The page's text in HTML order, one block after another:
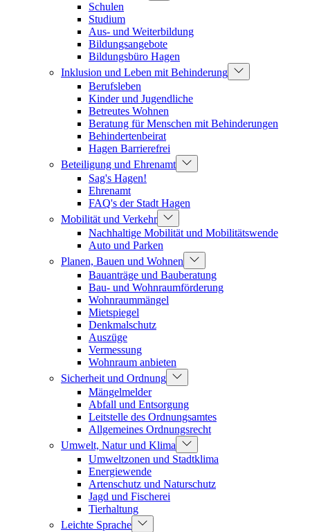
Schulen
Studium
Aus- und Weiterbildung
Bildungsangebote
Bildungsbüro Hagen
Inklusion und Leben mit Behinderung
Berufsleben
Kinder und Jugendliche
Betreutes Wohnen
Beratung für Menschen mit Behinderungen
Behindertenbeirat
Hagen Barrierefrei
Beteiligung und Ehrenamt
Sag's Hagen!
Ehrenamt
FAQ's der Stadt Hagen
Mobilität und Verkehr
Nachhaltige Mobilität und Mobilitätswende
Auto und Parken
Planen, Bauen und Wohnen
Bauanträge und Bauberatung
Bau- und Wohnraumförderung
Wohnraummängel
Mietspiegel
Denkmalschutz
Auszüge
Vermessung
Wohnraum anbieten
Sicherheit und Ordnung
Mängelmelder
Abfall und Entsorgung
Leitstelle des Ordnungsamtes
Allgemeines Ordnungsrecht
Umwelt, Natur und Klima
Umweltzonen und Stadtklima
Energiewende
Artenschutz und Naturschutz
Jagd und Fischerei
Tierhaltung
Leichte Sprache